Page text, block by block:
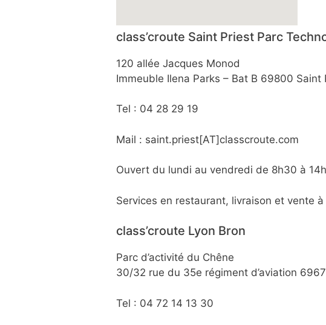
class’croute Saint Priest Parc
120 allée Jacques Monod
Immeuble Ilena Parks – Bat B 69800 Saint
Tel : 04 28 29 19
Mail : saint.priest[AT]classcroute.com
Ouvert du lundi au vendredi de 8h30 à
Services en restaurant, livraison et vente
class’croute Lyon Bron
Parc d’activité du Chêne
30/32 rue du 35e régiment d’aviation
Tel : 04 72 14 13 30